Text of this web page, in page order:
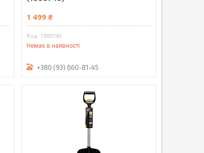
1 499 ₴
1000740
Немає в наявності
+380 (93) 660-81-45